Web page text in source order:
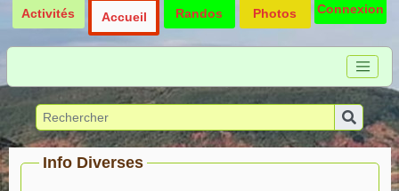
Activités Accueil Randos Photos Connexion
Info Diverses